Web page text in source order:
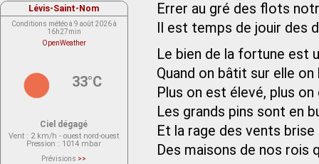
Errer au gré des flots
Il est temps de jouir des
Le bien de la fortune est
Quand on bâtit sur elle
Plus on est élevé, plus
Les grands pins sont en
Et la rage des vents
Des maisons de nos rois
Lévis-Saint-Nom
Conditions météo à 9 août 2026 à
16h27min
OpenWeather
33°C
Ciel dégagé
Vent : 2 km/h - ouest nord-ouest
Pression : 1014 mbar
Prévisions >>